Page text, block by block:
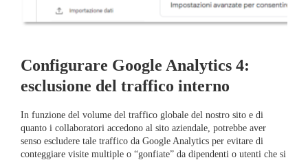
Configurare Google Analytics 4:
esclusione del traffico interno
In funzione del volume del traffico globale del nostro sito e di
quanto i collaboratori accedono al sito aziendale, potrebbe aver
senso escludere tale traffico da Google Analytics per evitare di
conteggiare visite multiple o “gonfiate” da dipendenti o utenti che si